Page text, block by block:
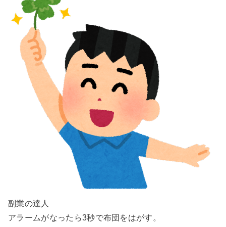
副業の達人
アラームがなったら3秒で布団をはがす。